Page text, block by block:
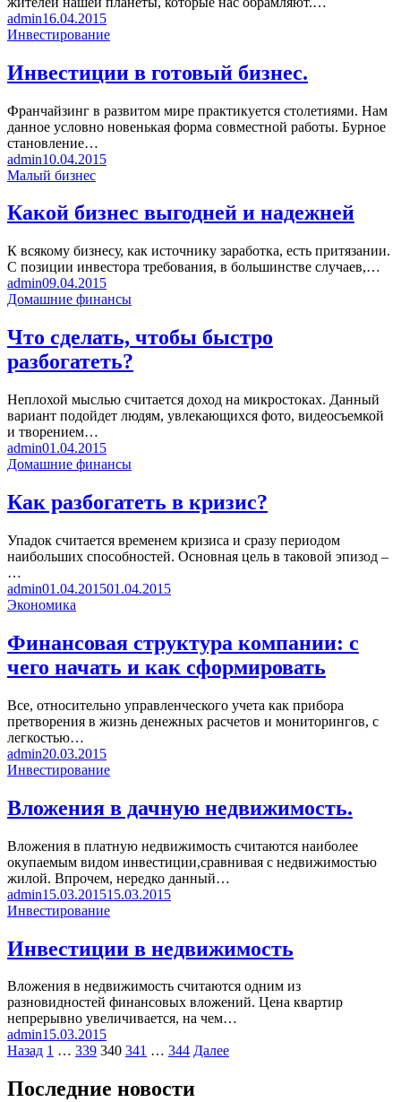
admin16.04.2015
Инвестирование
Инвестиции в готовый бизнес.
Франчайзинг в развитом мире практикуется столетиями. Нам
данное условно новенькая форма совместной работы. Бурное
становление…
admin10.04.2015
Малый бизнес
Какой бизнес выгодней и надежней
К всякому бизнесу, как источнику заработка, есть притязании.
С позиции инвестора требования, в большинстве случаев,…
admin09.04.2015
Домашние финансы
Что сделать, чтобы быстро
разбогатеть?
Неплохой мыслью считается доход на микростоках. Данный
вариант подойдет людям, увлекающихся фото, видеосъемкой
и творением…
admin01.04.2015
Домашние финансы
Как разбогатеть в кризис?
Упадок считается временем кризиса и сразу периодом
наибольших способностей. Основная цель в таковой эпизод –
…
admin01.04.201501.04.2015
Экономика
Финансовая структура компании: с
чего начать и как сформировать
Все, относительно управленческого учета как прибора
претворения в жизнь денежных расчетов и мониторингов, с
легкостью…
admin20.03.2015
Инвестирование
Вложения в дачную недвижимость.
Вложения в платную недвижимость считаются наиболее
окупаемым видом инвестиции,сравнивая с недвижимостью
жилой. Впрочем, нередко данный…
admin15.03.201515.03.2015
Инвестирование
Инвестиции в недвижимость
Вложения в недвижимость считаются одним из
разновидностей финансовых вложений. Цена квартир
непрерывно увеличивается, на чем…
admin15.03.2015
Пагинация
записей
Назад 1 … 339 340 341 … 344 Далее
Последние новости